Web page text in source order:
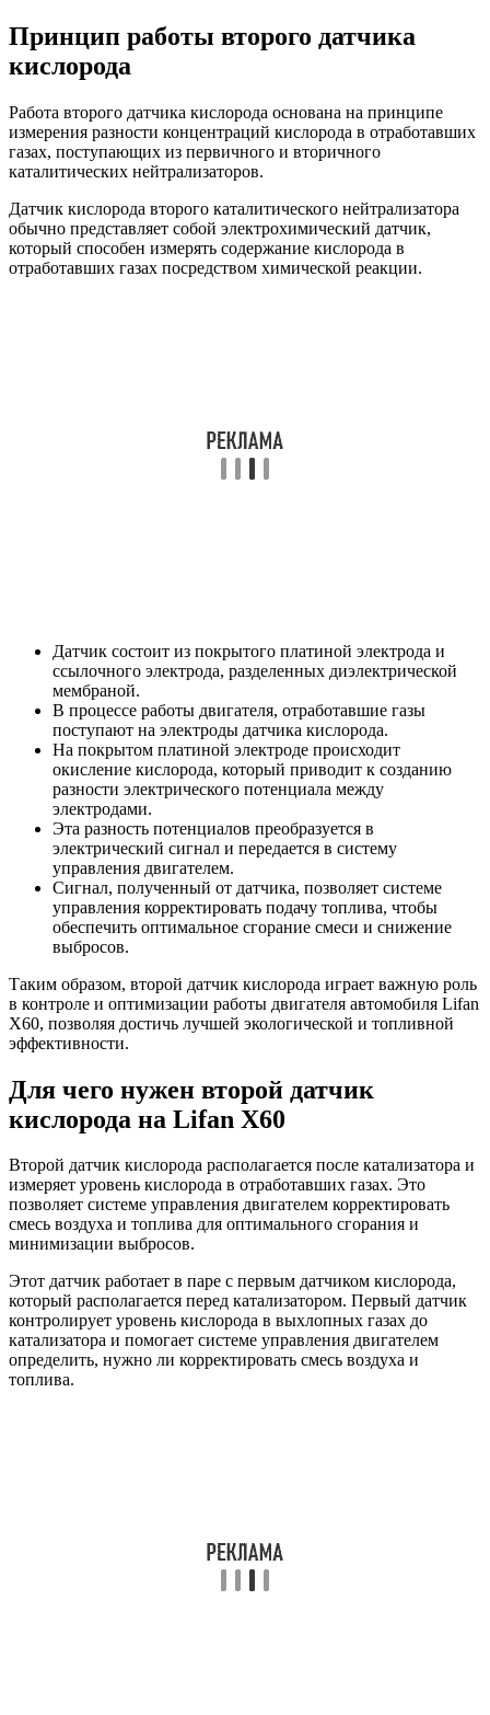
Принцип работы второго датчика
кислорода
Работа второго датчика кислорода основана на принципе
измерения разности концентраций кислорода в отработавших
газах, поступающих из первичного и вторичного
каталитических нейтрализаторов.
Датчик кислорода второго каталитического нейтрализатора
обычно представляет собой электрохимический датчик,
который способен измерять содержание кислорода в
отработавших газах посредством химической реакции.
Датчик состоит из покрытого платиной электрода и
ссылочного электрода, разделенных диэлектрической
мембраной.
В процессе работы двигателя, отработавшие газы
поступают на электроды датчика кислорода.
На покрытом платиной электроде происходит
окисление кислорода, который приводит к созданию
разности электрического потенциала между
электродами.
Эта разность потенциалов преобразуется в
электрический сигнал и передается в систему
управления двигателем.
Сигнал, полученный от датчика, позволяет системе
управления корректировать подачу топлива, чтобы
обеспечить оптимальное сгорание смеси и снижение
выбросов.
Таким образом, второй датчик кислорода играет важную роль
в контроле и оптимизации работы двигателя автомобиля Lifan
X60, позволяя достичь лучшей экологической и топливной
эффективности.
Для чего нужен второй датчик
кислорода на Lifan X60
Второй датчик кислорода располагается после катализатора и
измеряет уровень кислорода в отработавших газах. Это
позволяет системе управления двигателем корректировать
смесь воздуха и топлива для оптимального сгорания и
минимизации выбросов.
Этот датчик работает в паре с первым датчиком кислорода,
который располагается перед катализатором. Первый датчик
контролирует уровень кислорода в выхлопных газах до
катализатора и помогает системе управления двигателем
определить, нужно ли корректировать смесь воздуха и
топлива.